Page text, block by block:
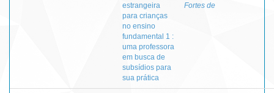
estrangeira
para crianças
no ensino
fundamental 1 :
uma professora
em busca de
subsídios para
sua prática
Fortes de